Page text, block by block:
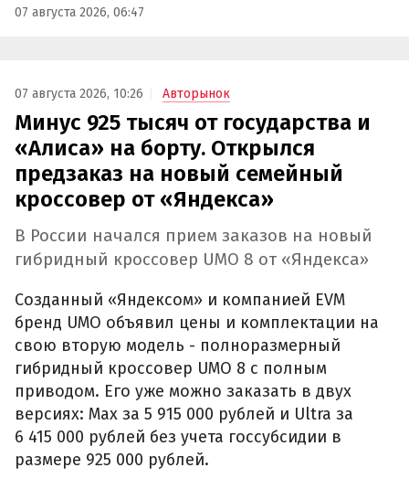
07 августа 2026, 06:47
07 августа 2026, 10:26 Авторынок
Минус 925 тысяч от государства и
«Алиса» на борту. Открылся
предзаказ на новый семейный
кроссовер от «Яндекса»
В России начался прием заказов на новый
гибридный кроссовер UMO 8 от «Яндекса»
Созданный «Яндексом» и компанией EVM
бренд UMO объявил цены и комплектации на
свою вторую модель - полноразмерный
гибридный кроссовер UMO 8 с полным
приводом. Его уже можно заказать в двух
версиях: Max за 5 915 000 рублей и Ultra за
6 415 000 рублей без учета госсубсидии в
размере 925 000 рублей.